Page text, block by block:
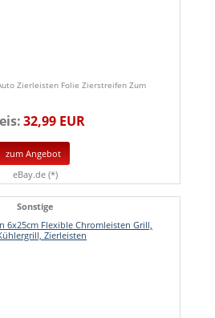
Zierleisten Folie Zierstreifen Zum
32,99 EUR
zum Angebot
eBay.de (*)
Sonstige